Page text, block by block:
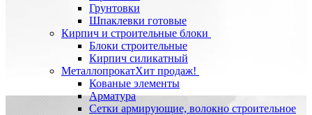
Грунтовки
Шпаклевки готовые
Кирпич и строительные блоки
Блоки строительные
Кирпич силикатный
МеталлопрокатХит продаж!
Кованые элементы
Арматура
Сетки армирующие, волокно строительное